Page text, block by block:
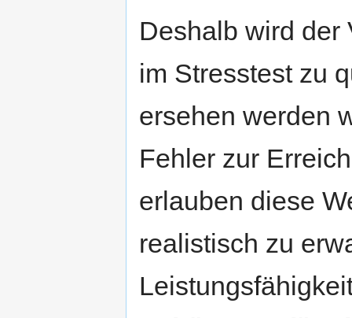
Deshalb wird der
im Stresstest zu
ersehen werden
Fehler zur
erlauben diese
realistisch zu